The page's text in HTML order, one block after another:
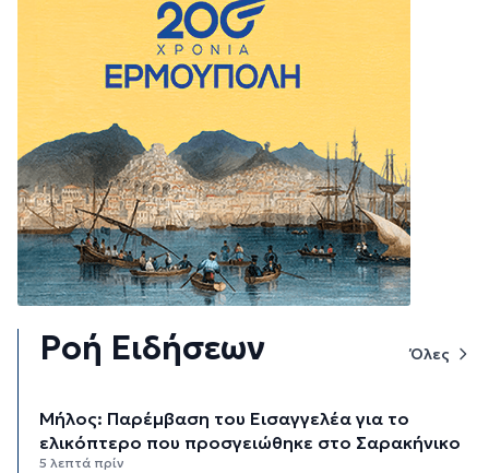
Ροή Ειδήσεων Όλες
Μήλος: Παρέμβαση του Εισαγγελέα για το
ελικόπτερο που προσγειώθηκε στο Σαρακήνικο
5 λεπτά πρίν